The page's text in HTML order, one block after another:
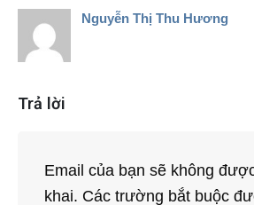
Nguyễn Thị Thu Hương
Trả lời
Email của bạn sẽ không
khai. Các trường bắt buộc